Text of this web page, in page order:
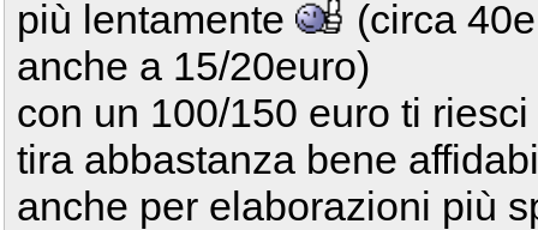
più lentamente
(circa
anche a 15/20euro)
con un 100/150 euro ti
tira abbastanza bene
anche per elaborazioni più